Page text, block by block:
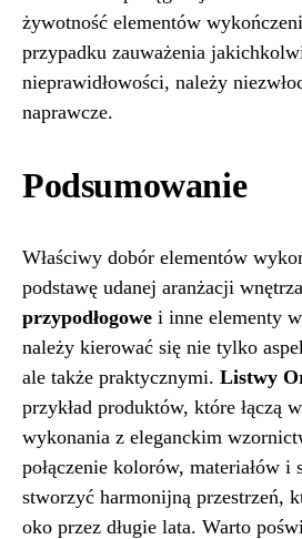
żywotność elementów
przypadku zauważenia
nieprawidłowości, należy
naprawcze.
Podsumowanie
Właściwy dobór elementów
podstawę udanej aranżacji
przypodłogowe i inne elementy
należy kierować się nie tylko
ale także praktycznymi. Listwy
przykład produktów, które łączą
wykonania z eleganckim
połączenie kolorów, materiałów i
stworzyć harmonijną przestrzeń,
oko przez długie lata. Warto